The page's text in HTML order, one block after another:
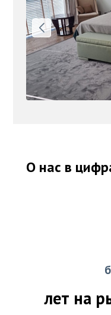
О нас в
лет на